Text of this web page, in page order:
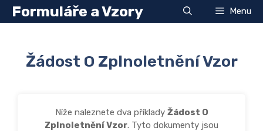
Přeskočit
Formuláře a Vzory Menu
Žádost O Zplnoletnění Vzor
Níže naleznete dva příklady Žádost O
Zplnoletnění Vzor. Tyto dokumenty jsou